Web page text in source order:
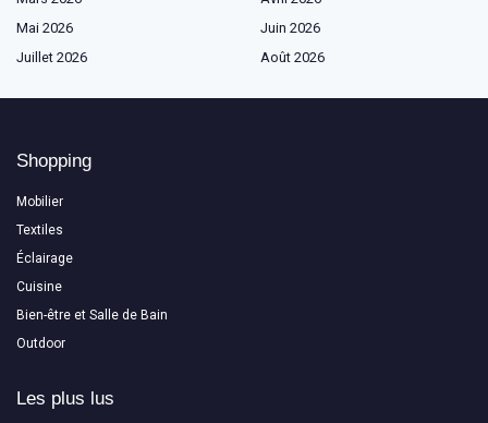
Mai 2026
Juin 2026
Juillet 2026
Août 2026
Shopping
Mobilier
Textiles
Éclairage
Cuisine
Bien-être et Salle de Bain
Outdoor
Les plus lus